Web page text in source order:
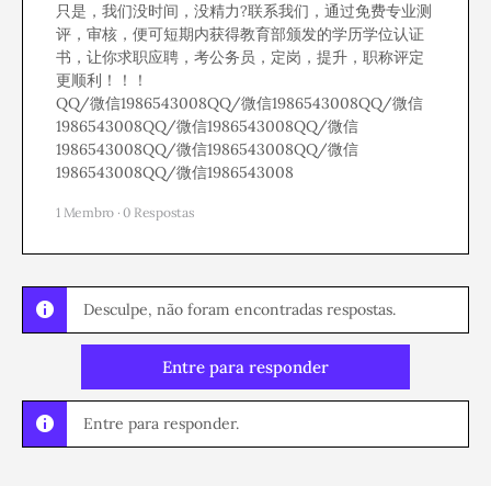
只是，我们没时间，没精力?联系我们，通过免费专业测
评，审核，便可短期内获得教育部颁发的学历学位认证
书，让你求职应聘，考公务员，定岗，提升，职称评定
更顺利！！！
QQ/微信1986543008QQ/微信1986543008QQ/微信
1986543008QQ/微信1986543008QQ/微信
1986543008QQ/微信1986543008QQ/微信
1986543008QQ/微信1986543008
1 Membro · 0 Respostas
Desculpe, não foram encontradas respostas.
Entre para responder
Entre para responder.